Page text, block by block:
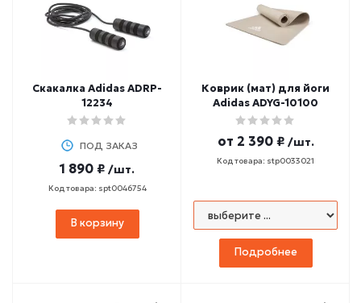
Скакалка Adidas ADRP-
12234
ПОД ЗАКАЗ
1 890 ₽ /шт.
Код товара: spt0046754
В корзину
Коврик (мат) для йоги
Adidas ADYG-10100
от 2 390 ₽ /шт.
Код товара: stp0033021
Подробнее